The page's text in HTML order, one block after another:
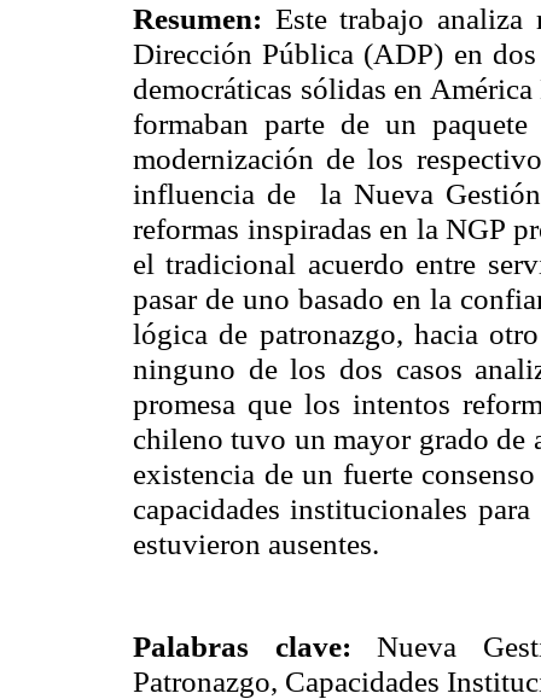
Resumen: Este trabajo
Dirección Pública (ADP) en
democráticas sólidas en
formaban parte de un
modernización de los
influencia de la Nueva
reformas inspiradas en la NGP
el tradicional acuerdo entre
pasar de uno basado en la
lógica de patronazgo, hacia
ninguno de los dos casos
promesa que los intentos
chileno tuvo un mayor grado de
existencia de un fuerte
capacidades institucionales
estuvieron ausentes.
Palabras clave:Nueva
Patronazgo, Capacidades